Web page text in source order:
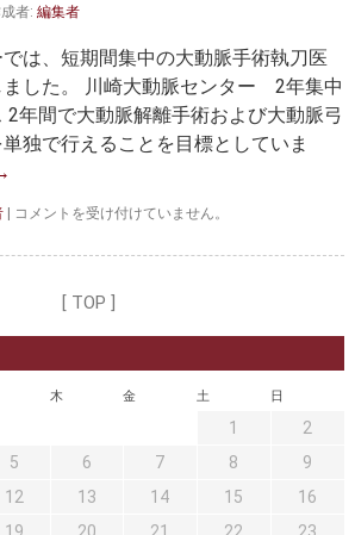
医
は
者: 編集者
は、短期間集中の大動脈手術執刀医
した。 川崎大動脈センター 2年集中
2年間で大動脈解離手術および大動脈弓
独で行えることを目標としていま
【医
求
２
ー
ニ
コメントを受け付けていません。
[ TOP ]
木 金 土 日
1
2
5 6 7 8
9
12 13 14 15
16